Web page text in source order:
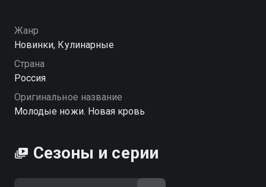
Жанр
Новинки, Кулинарные
Страна
Россия
Оригинальное название
Молодые ножи. Новая кровь
Сезоны и серии